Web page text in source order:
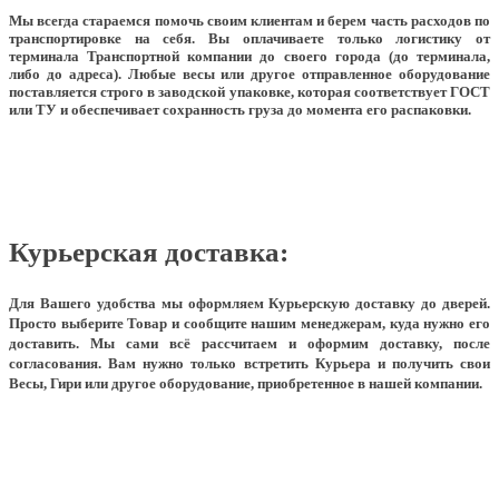
Мы всегда стараемся помочь своим клиентам и берем часть расходов по
транспортировке на себя. Вы оплачиваете только логистику от
терминала Транспортной компании до своего города (до терминала,
либо до адреса). Любые весы или другое отправленное оборудование
поставляется строго в заводской упаковке, которая соответствует ГОСТ
или ТУ и обеспечивает сохранность груза до момента его распаковки.
Курьерская доставка:
Для Вашего удобства мы оформляем Курьерскую доставку до дверей.
Просто выберите Товар и сообщите нашим менеджерам, куда нужно его
доставить. Мы сами всё рассчитаем и оформим доставку, после
согласования. Вам нужно только встретить Курьера и получить свои
Весы, Гири или другое оборудование, приобретенное в нашей компании.